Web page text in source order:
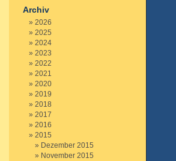
Archiv
2026
2025
2024
2023
2022
2021
2020
2019
2018
2017
2016
2015
Dezember 2015
November 2015